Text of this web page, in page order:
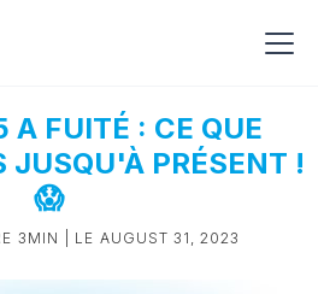
A FUITÉ : CE QUE
JUSQU'À PRÉSENT !
😱
3MIN | LE AUGUST 31, 2023